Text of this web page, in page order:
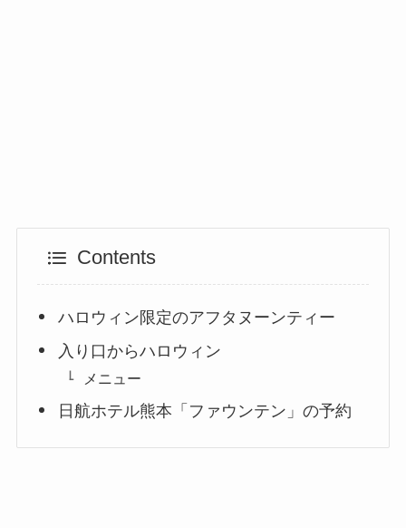
Contents
ハロウィン限定のアフタヌーンティー
入り口からハロウィン
メニュー
日航ホテル熊本「ファウンテン」の予約